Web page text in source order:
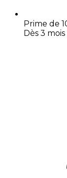
Prime de
Dès 3